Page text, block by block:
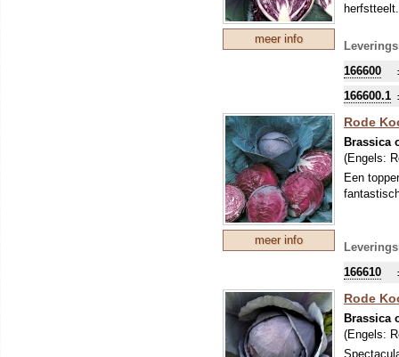
meer info
herfstteelt.
166600
166600.1
meer info
Rode
Brassica
(Engels:
Een
166610
Rode
Brassica
(Engels: